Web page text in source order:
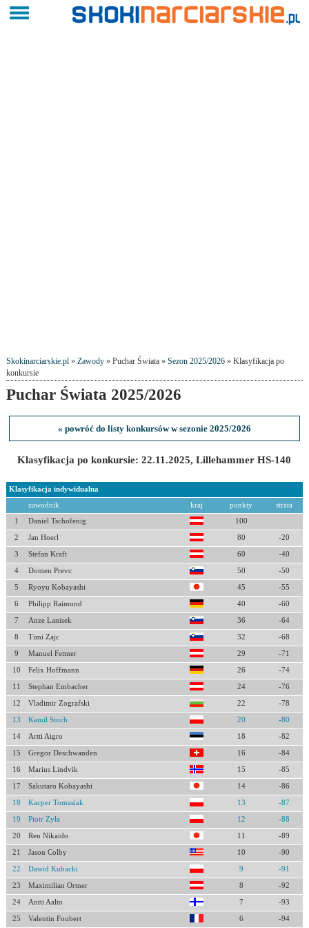
Skokinarciarskie.pl» Zawody» Puchar Świata » Sezon 2025/2026» Klasyfikacja po
konkursie
Puchar Świata 2025/2026
« powróć do listy konkursów w sezonie 2025/2026
Klasyfikacja po konkursie: 22.11.2025, Lillehammer HS-140
Klasyfikacja indywidualna
zawodnik kraj punkty strata
1 Daniel Tschofenig 100
2 Jan Hoerl 80 -20
3 Stefan Kraft 60 -40
4 Domen Prevc 50 -50
5 Ryoyu Kobayashi 45 -55
6 Philipp Raimund 40 -60
7 Anze Lanisek 36 -64
8 Timi Zajc 32 -68
9 Manuel Fettner 29 -71
10 Felix Hoffmann 26 -74
11 Stephan Embacher 24 -76
12 Vladimir Zografski 22 -78
13 Kamil Stoch 20 -80
14 Artti Aigro 18 -82
15 Gregor Deschwanden 16 -84
16 Marius Lindvik 15 -85
17 Sakutaro Kobayashi 14 -86
18 Kacper Tomasiak 13 -87
19 Piotr Żyła 12 -88
20 Ren Nikaido 11 -89
21 Jason Colby 10 -90
22 Dawid Kubacki 9 -91
23 Maximilian Ortner 8 -92
24 Antti Aalto 7 -93
25 Valentin Foubert 6 -94